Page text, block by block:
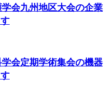
会九州地区大会の企業
会定期学術集会の機器